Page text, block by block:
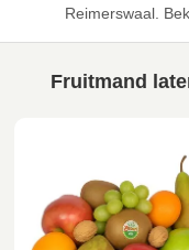
Reimerswaal.
Fruitmand